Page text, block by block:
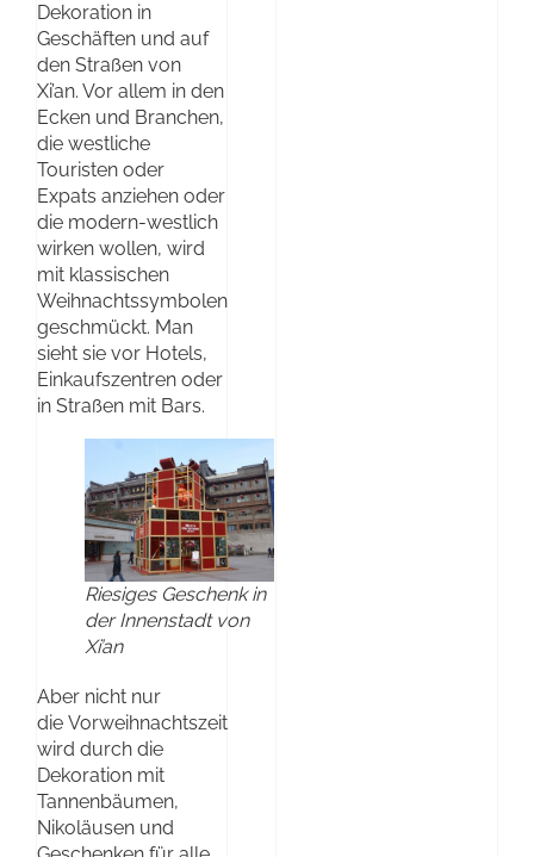
Dekoration in
Geschäften und auf
den Straßen von
Xi’an. Vor allem in den
Ecken und Branchen,
die westliche
Touristen oder
Expats anziehen oder
die modern-westlich
wirken wollen, wird
mit klassischen
Weihnachtssymbolen
geschmückt. Man
sieht sie vor Hotels,
Einkaufszentren oder
in Straßen mit Bars.
Riesiges Geschenk in
der Innenstadt von
Xi’an
Aber nicht nur
die Vorweihnachtszeit
wird durch die
Dekoration mit
Tannenbäumen,
Nikoläusen und